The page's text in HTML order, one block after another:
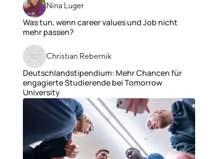
Nina Luger
Was tun, wenn career values und Job nicht
mehr passen?
Christian Rebernik
Deutschlandstipendium: Mehr Chancen für
engagierte Studierende bei Tomorrow
University